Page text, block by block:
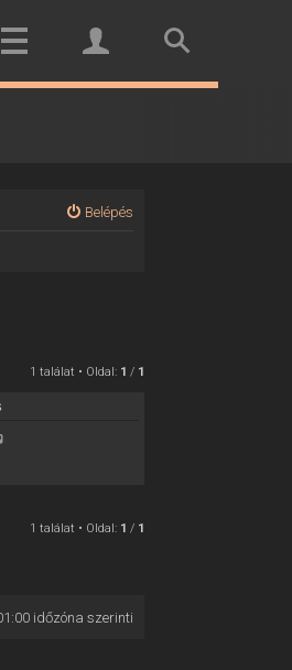
Belépés
1 találat • Oldal: 1 / 1
1 találat • Oldal: 1 / 1
időzóna szerinti